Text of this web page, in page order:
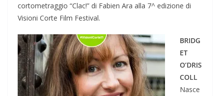
cortometraggio “Clac!” di Fabien Ara alla 7^ edizione di
Visioni Corte Film Festival.
BRIDG
ET
O’DRIS
COLL
Nasce